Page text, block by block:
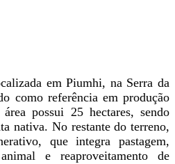
em Piumhi, na Serra da
como referência em produção
possui 25 hectares, sendo
nativa. No restante do terreno,
que integra pastagem,
e reaproveitamento de